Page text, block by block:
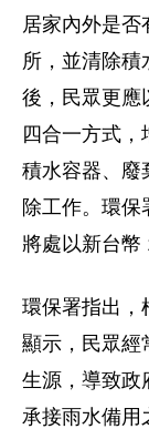
居家內外是
所，並清除積
後，民眾更應
四合一方式
積水容器、廢
除工作。環保
將處以新台幣
環保署指出，
顯示，民眾經
生源，導致政
承接雨水備用